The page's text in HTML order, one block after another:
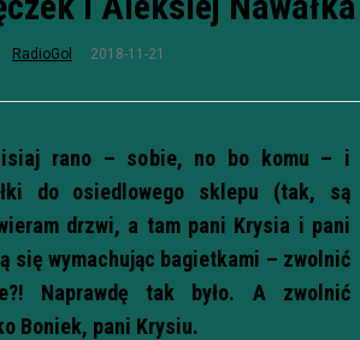
RadioGol 2018-11-21
rano – sobie, no bo komu – i
do osiedlowego sklepu (tak, są
drzwi, a tam pani Krysia i pani
się wymachując bagietkami – zwolnić
Naprawdę tak było. A zwolnić
Boniek, pani Krysiu.